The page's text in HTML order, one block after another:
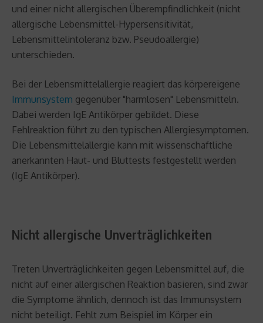
und einer nicht allergischen Überempfindlichkeit (nicht
allergische Lebensmittel-Hypersensitivität,
Lebensmittelintoleranz bzw. Pseudoallergie)
unterschieden.
Bei der Lebensmittelallergie reagiert das körpereigene
Immunsystem gegenüber "harmlosen" Lebensmitteln.
Dabei werden IgE Antikörper gebildet. Diese
Fehlreaktion führt zu den typischen Allergiesymptomen.
Die Lebensmittelallergie kann mit wissenschaftliche
anerkannten Haut- und Bluttests festgestellt werden
(IgE Antikörper).
Nicht allergische Unverträglichkeiten
Treten Unverträglichkeiten gegen Lebensmittel auf, die
nicht auf einer allergischen Reaktion basieren, sind zwar
die Symptome ähnlich, dennoch ist das Immunsystem
nicht beteiligt. Fehlt zum Beispiel im Körper ein